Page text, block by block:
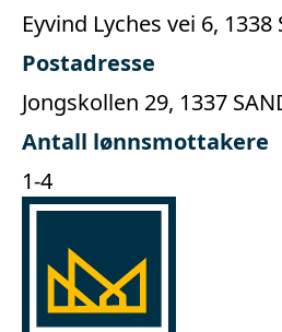
Eyvind Lyches vei 6, 1338
Postadresse
Jongskollen 29, 1337
Antall lønnsmottakere
1-4